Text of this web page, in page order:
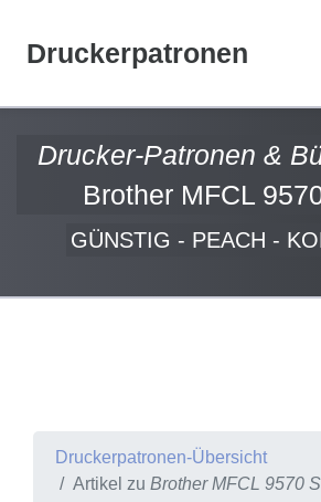
Druckerpatronen
Drucker-Patronen &
Brother MFCL
GÜNSTIG - PEACH -
Druckerpatronen-Übersicht
Artikel zu Brother MFCL 9570